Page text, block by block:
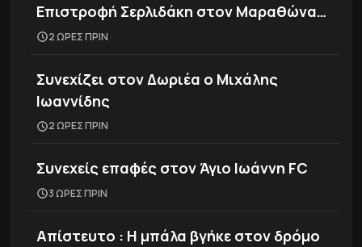
Επιστροφή Σερλιδάκη στον Μαραθώνα…
2 ΩΡΕΣ ΠΡΙΝ
Συνεχίζει στον Δωριέα ο Μιχάλης
Ιωαννίδης
2 ΩΡΕΣ ΠΡΙΝ
Συνεχείς επαφές στον Άγιο Ιωάννη FC
3 ΩΡΕΣ ΠΡΙΝ
Απίστευτο : Η μπάλα βγήκε στον δρόμο